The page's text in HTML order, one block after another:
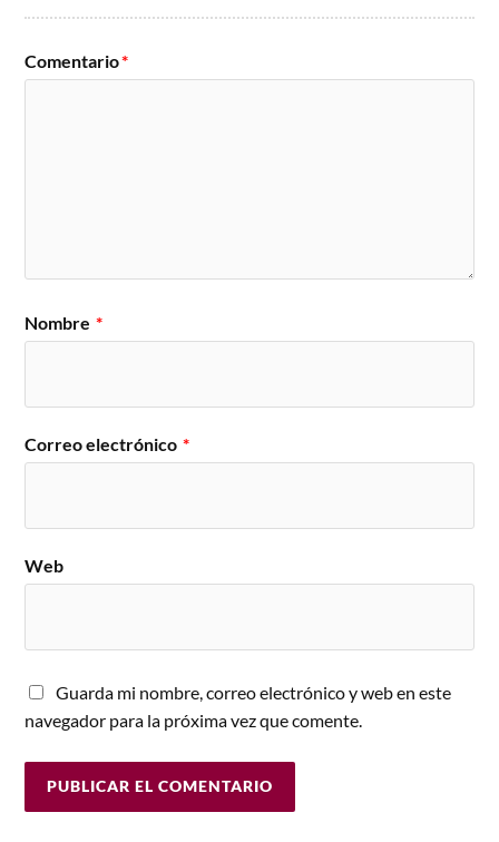
Comentario*
Nombre *
Correo electrónico *
Web
Guarda mi nombre, correo electrónico y web en este
navegador para la próxima vez que comente.